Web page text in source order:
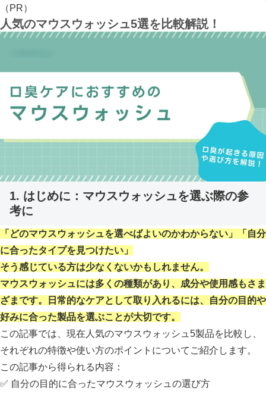
（PR）
人気のマウスウォッシュ5選を比較解説！
1. はじめに：マウスウォッシュを選ぶ際の参
考に
「どのマウスウォッシュを選べばよいのかわからない」「自分
に合ったタイプを見つけたい」
そう感じている方は少なくないかもしれません。
マウスウォッシュには多くの種類があり、成分や使用感もさま
ざまです。日常的なケアとして取り入れるには、自分の目的や
好みに合った製品を選ぶことが大切です。
この記事では、現在人気のマウスウォッシュ5製品を比較し、
それぞれの特徴や使い方のポイントについてご紹介します。
この記事から得られる内容：
✅ 自分の目的に合ったマウスウォッシュの選び方